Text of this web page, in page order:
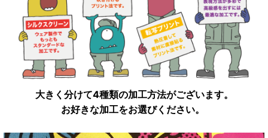
大きく分けて4種類の加工方法がございます。
お好きな加工をお選びください。